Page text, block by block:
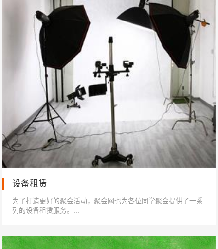
设备租赁
为了打造更好的聚会活动，聚会网也为各位同学聚会提供了一系
列的设备租赁服务。...